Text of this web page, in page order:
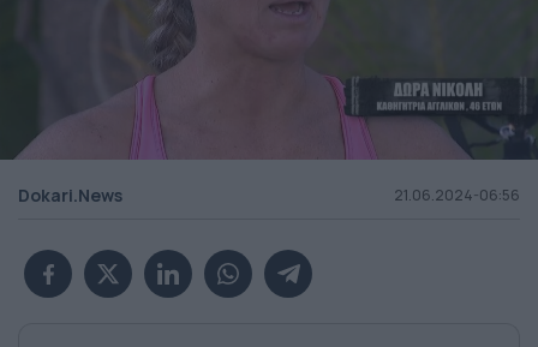
Dokari.News 21.06.2024-06:56